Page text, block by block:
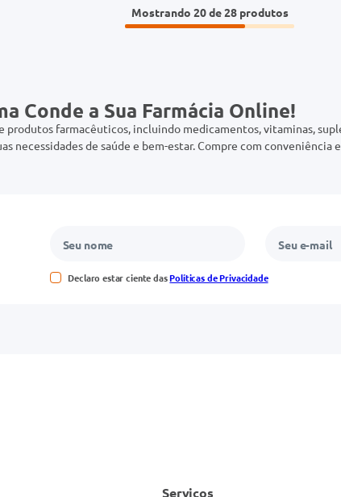
Mostrando 20 de 28
Conde a Sua Farmácia Online!
produtos farmacêuticos, incluindo medicamentos, vitaminas,
necessidades de saúde e bem-estar. Compre com conveniência
Declaro estar ciente dasPolíticas de Privacidade
Serviços